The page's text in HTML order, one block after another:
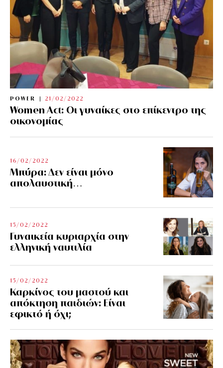
POWER 21/02/2022
Women Act: Οι γυναίκες στο επίκεντρο της
οικονομίας
16/02/2022
Μπύρα: Δεν είναι μόνο
απολαυστική…
15/02/2022
Γυναικεία κυριαρχία στην
ελληνική ναυτιλία
15/02/2022
Καρκίνος του μαστού και
απόκτηση παιδιών: Είναι
εφικτό ή όχι;